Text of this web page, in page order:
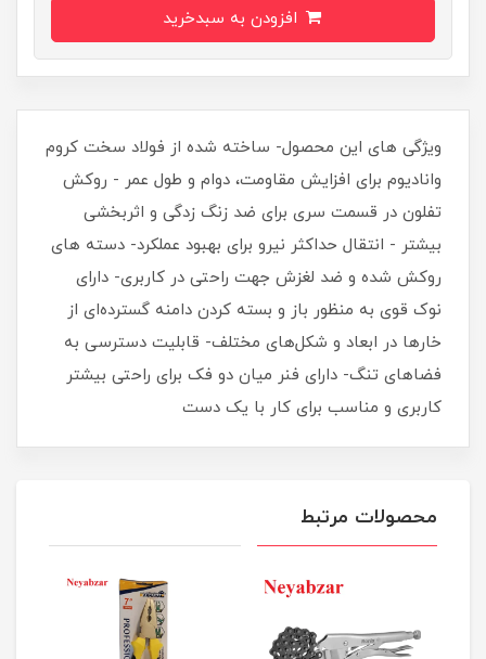
ویژگی های این محصول- ساخته شده از فولاد سخت کروم
وانادیوم برای افزایش مقاومت، دوام و طول عمر - روکش
تفلون در قسمت سری برای ضد زنگ زدگی و اثربخشی
بیشتر - انتقال حداکثر نیرو برای بهبود عملکرد- دسته های
روکش شده و ضد لغزش جهت راحتی در کاربری- دارای
نوک قوی به منظور باز و بسته کردن دامنه گسترده‌ای از
خارها در ابعاد و شکل‌های مختلف- قابلیت دسترسی به
فضاهای تنگ- دارای فنر میان دو فک برای راحتی بیشتر
کاربری و مناسب برای کار با یک دست
محصولات مرتبط